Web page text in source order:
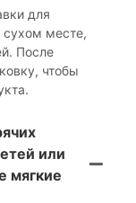
для
сухом месте,
После
чтобы
или
мягкие